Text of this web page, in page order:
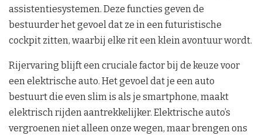
assistentiesystemen. Deze functies geven de
bestuurder het gevoel dat ze in een futuristische
cockpit zitten, waarbij elke rit een klein avontuur wordt.
Rijervaring blijft een cruciale factor bij de keuze voor
een elektrische auto. Het gevoel dat je een auto
bestuurt die even slim is als je smartphone, maakt
elektrisch rijden aantrekkelijker. Elektrische auto’s
vergroenen niet alleen onze wegen, maar brengen ons